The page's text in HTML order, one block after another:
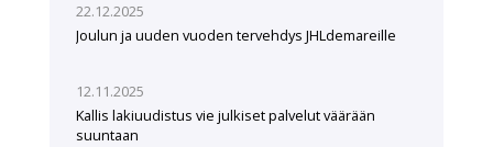
22.12.2025
Joulun ja uuden vuoden tervehdys JHLdemareille
12.11.2025
Kallis lakiuudistus vie julkiset palvelut väärään
suuntaan